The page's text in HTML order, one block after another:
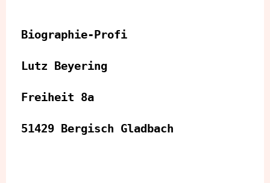
Biographie-Profi
Lutz Beyering
Freiheit 8a
51429 Bergisch Gladbach